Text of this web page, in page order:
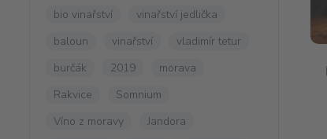
bio vinařství
vinařství jedlička
baloun
vinařství
vladimír tetur
burčák
2019
morava
Rakvice
Somnium
Víno z moravy
Jandora